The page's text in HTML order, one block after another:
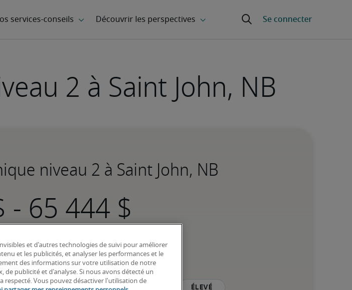
2 à Saint John, NB
niveau 2 à Saint John, NB
-
à la moyenne nationale
Moyen Élevé
et d'autres technologies de suivi pour améliorer
et les publicités, et analyser les performances et le
des informations sur votre utilisation de notre
de publicité et d'analyse. Si nous avons détecté un
respecté. Vous pouvez désactiver l'utilisation de